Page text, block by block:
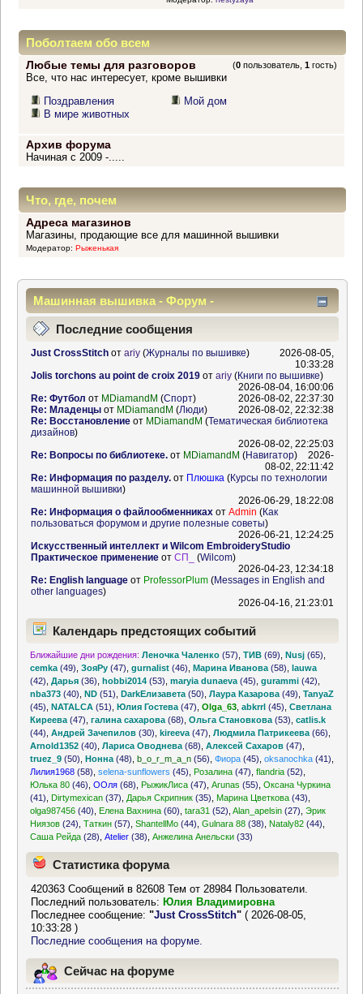
Поболтаем обо всем
Любые темы для разговоров (0 пользователь,1 гость)
Все, что нас интересует, кроме вышивки
Поздравления
В мире животных
Мой дом
Архив форума
Начиная с 2009 -.....
Что, где, почем
Адреса магазинов
Магазины, продающие все для машинной вышивки
Модератор: Рыженькая
Машинная вышивка - Форум -
Информационный центр
Последние сообщения
Just CrossStitchот ariy(Журналы по вышивке)
2026-08-05,
10:33:28
Jolis torchons au point de croix 2019от ariy(Книги по вышивке)
2026-08-04, 16:00:06
Re: Футбол от MDiamandM (Спорт)
2026-08-02, 22:37:30
Re: Младенцыот MDiamandM (Люди)
2026-08-02, 22:32:38
Re: Восстановлениеот MDiamandM (Тематическая библиотека
дизайнов)
2026-08-02, 22:25:03
Re: Вопросы по библиотеке.от MDiamandM (Навигатор)
2026-
08-02, 22:11:42
Re: Информация по разделу.от Плюшка (Курсы по технологии
машинной вышивки)
2026-06-29, 18:22:08
Re: Информация о файлообменникахот Admin (Как
пользоваться форумом и другие полезные советы)
2026-06-21, 12:24:25
Искусственный интеллект и Wilcom EmbroideryStudio
Практическое применениеот СП_ (Wilcom)
2026-04-23, 12:34:18
Re: English languageот ProfessorPlum(Messages in English and
other languages)
2026-04-16, 21:23:01
Календарь предстоящих событий
Ближайшие дни рождения: Леночка Чаленко (57) ,ТИВ (69) ,Nusj (65)
cemka (49) ,ЗояРу (47) ,gurnalist (46) ,Марина Иванова (58) ,lauwa
(42) ,Дарья (36) ,hobbi2014 (53) ,maryia dunaeva (45) ,gurammi (42)
nba373 (40) ,ND (51) ,DarkЕлизавета (50) ,Лаура Казарова (49) ,TanyaZ
(45) ,NATALCA (51) ,Юлия Гостева (47) ,Olga_63 ,abkrrl (45) ,Светлана
Киреева (47) ,галина сахарова (68) ,Ольга Становкова (53) ,catlis.k
(44) ,Андрей Зачепилов (30) ,kireeva (47) ,Людмила Патрикеева (66)
Arnold1352 (40) ,Лариса Оводнева (68) ,Алексей Сахаров (47)
truez_9 (50) ,Нонна (48) ,b_o_r_m_a_n (56) ,Фиора (45) ,oksanochka (41)
Лилия1968 (58) ,selena-sunflowers (45) Розалина (47) ,flandria (52)
Юлька 80 (46) ,ООля (68) РыжикЛиса (47) ,Arunas (55) ,Оксана Чуркина
(41)
Dirtymexican (37) Дарья Скрипник (35) Марина Цветкова (43)
olga987456 (40) Елена Вахнина (60) ,tara31 (52) ,Alan_apelsin (27) ,Эрик
Ниязов (24) ,Таткин (57) ,ShantellMo (44) ,Gulnara 88 (38) Nataly82 (44)
Саша Рейда (28) ,Atelier (38) ,Анжелина Анельски (33)
Статистика форума
420363 Сообщений в 82608 Тем от 28984 Пользователи.
Последний пользователь: Юлия Владимировна
Последнее сообщение:"Just CrossStitch" ( 2026-08-05,
10:33:28 )
Последние сообщения на форуме.
Сейчас на форуме